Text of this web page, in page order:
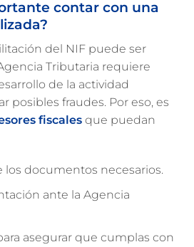
contar con una
del NIF puede ser
Tributaria requiere
de la actividad
posibles fraudes. Por eso, es
fiscales que puedan
los documentos necesarios.
ante la Agencia
asegurar que cumplas con